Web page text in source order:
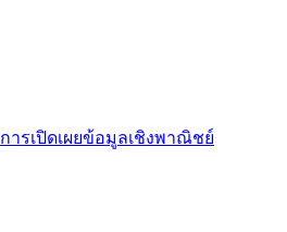
การเปิดเผยข้อมูลเชิงพาณิชย์